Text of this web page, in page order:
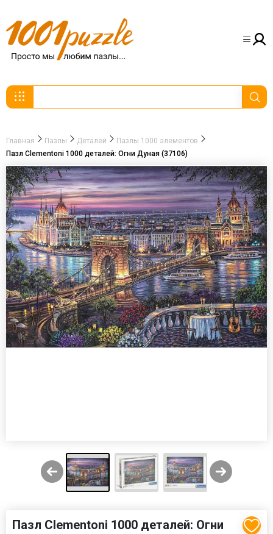
Главная Пазлы Деталей
Пазлы 1000 элементов
Пазл Clementoni 1000 деталей: Огни Дуная (37106)
Пазл Clementoni 1000 деталей: Огни